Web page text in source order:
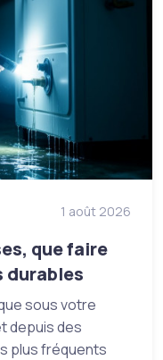
1 août 2026
que faire
durables
sous votre
depuis des
plus fréquents